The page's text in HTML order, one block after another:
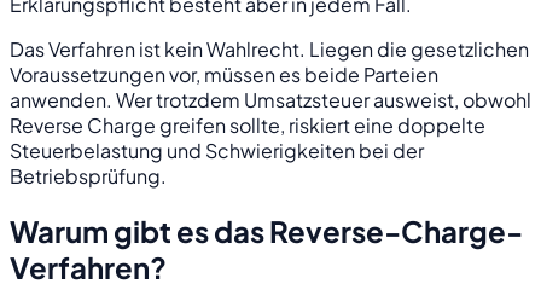
Das Verfahren ist kein Wahlrecht. Liegen die gesetzlichen
Voraussetzungen vor, müssen es beide Parteien
anwenden. Wer trotzdem Umsatzsteuer ausweist, obwohl
Reverse Charge greifen sollte, riskiert eine doppelte
Steuerbelastung und Schwierigkeiten bei der
Betriebsprüfung.
Warum gibt es das Reverse-Charge-
Verfahren?